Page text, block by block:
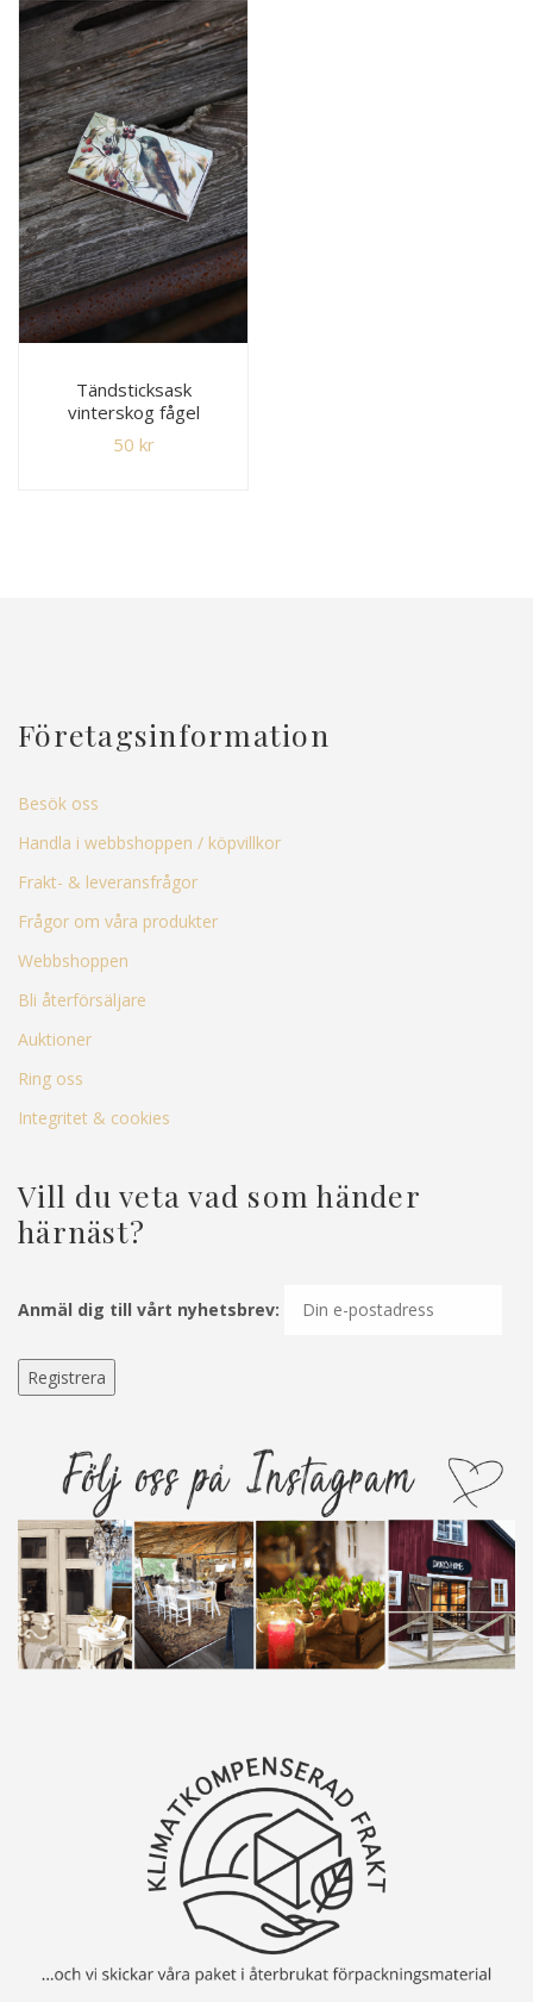
Tändsticksask
vinterskog fågel
50 kr
Företagsinformation
Besök oss
Handla i webbshoppen / köpvillkor
Frakt- & leveransfrågor
Frågor om våra produkter
Webbshoppen
Bli återförsäljare
Auktioner
Ring oss
Integritet & cookies
Vill du veta vad som händer
härnäst?
Anmäl dig till vårt nyhetsbrev: